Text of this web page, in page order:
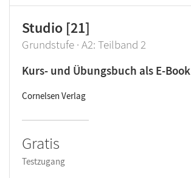
Studio [21]
Grundstufe · A2: Teilband 2
Kurs- und Übungsbuch als E-Book
Cornelsen Verlag
Gratis
Testzugang